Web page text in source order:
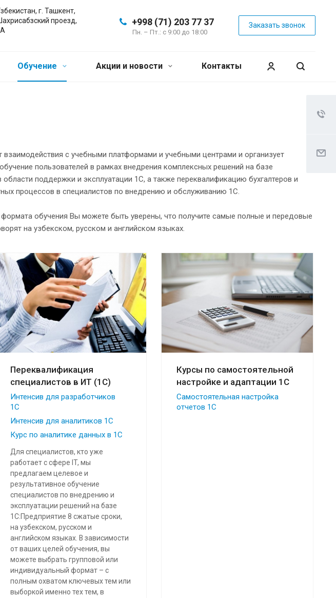
+998 (71) 203 77 37
Пн. – Пт.: с 9:00 до 18:00
Заказать звонок
г. Ташкент,
проезд,
Обучение Акции и новости Контакты
с учебными платформами и учебными центрами и организует
пользователей в рамках внедрения комплексных решений на базе
поддержки и эксплуатации 1С, а также переквалификацию бухгалтеров и
процессов в специалистов по внедрению и обслуживанию 1С.
обучения Вы можете быть уверены, что получите самые полные и передовые
на узбекском, русском и английском языках.
Переквалификация
специалистов в ИТ (1C)
Интенсив для разработчиков
1С
Интенсив для аналитиков 1С
Курс по аналитике данных в 1С
Для специалистов, кто уже
работает с сфере IT, мы
предлагаем целевое и
результативное обучение
специалистов по внедрению и
эксплуатации решений на базе
1С:Предприятие 8 сжатые сроки,
на узбекском, русском и
английском языках. В зависимости
от ваших целей обучения, вы
можете выбрать групповой или
индивидуальный формат – с
полным охватом ключевых тем или
выборкой именно тех тем, в
Курсы по самостоятельной
настройке и адаптации 1С
Самостоятельная настройка
отчетов 1С